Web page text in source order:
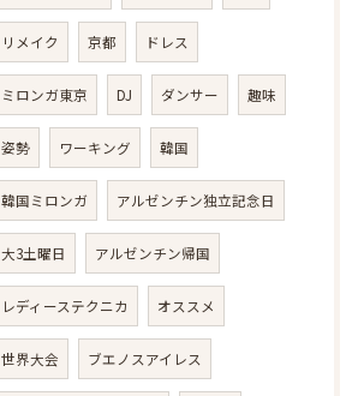
リメイク 京都 ドレス
ミロンガ東京 DJ ダンサー 趣味
姿勢 ワーキング 韓国
韓国ミロンガ アルゼンチン独立記念日
大3土曜日 アルゼンチン帰国
レディーステクニカ オススメ
世界大会 ブエノスアイレス